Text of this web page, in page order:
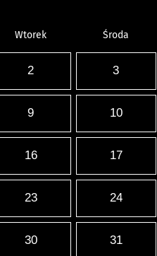
Wtorek Środa
2 3
9 10
16 17
23 24
30 31